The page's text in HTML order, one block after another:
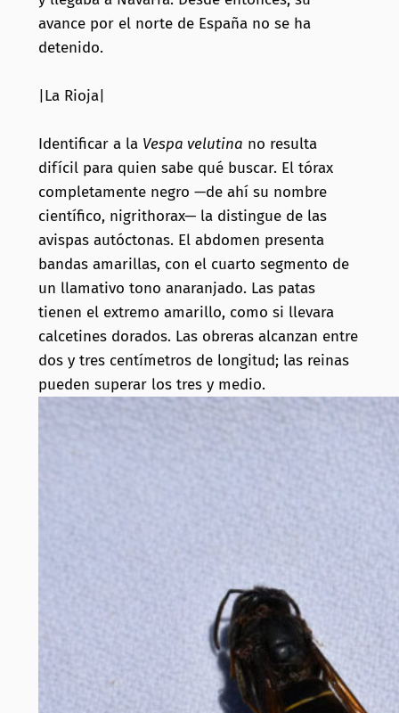
avance por el norte de España no se ha
detenido.
|La Rioja|
Identificar a la Vespa velutina no resulta
difícil para quien sabe qué buscar. El tórax
completamente negro —de ahí su nombre
científico, nigrithorax— la distingue de las
avispas autóctonas. El abdomen presenta
bandas amarillas, con el cuarto segmento de
un llamativo tono anaranjado. Las patas
tienen el extremo amarillo, como si llevara
calcetines dorados. Las obreras alcanzan entre
dos y tres centímetros de longitud; las reinas
pueden superar los tres y medio.